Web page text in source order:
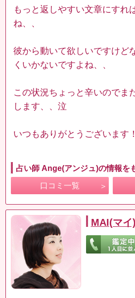
もっと返しやすい文章にすれ
ね、、
彼から動いて欲しいですけど
くいかないですよね、、
この状況ちょっと辛いのでま
します、、泣
いつもありがとうございます
占い師 Ange(アンジュ)の情報を
口コミ一覧
MAI(マイ)